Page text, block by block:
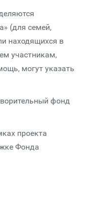
(для семей,
находящихся в
участникам,
могут указать
фонд
проекта
Фонда